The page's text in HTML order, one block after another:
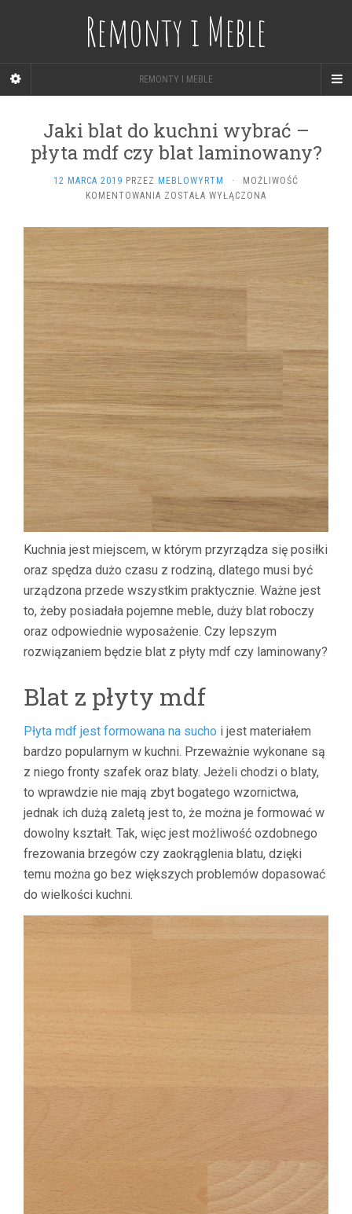
Remonty i Meble
REMONTY I MEBLE
Jaki blat do kuchni wybrać –
płyta mdf czy blat laminowany?
12 MARCA 2019 PRZEZ MEBLOWYRTM ·
MOŻLIWOŚĆ
KOMENTOWANIA JAKI
DO
KUCHNI
WYBRAĆ
PŁYTA
MDF
CZY
BLAT
LAMINOWANY?
ZOSTAŁA WYŁĄCZONA
Kuchnia jest miejscem, w którym przyrządza się posiłki
oraz spędza dużo czasu z rodziną, dlatego musi być
urządzona przede wszystkim praktycznie. Ważne jest
to, żeby posiadała pojemne meble, duży blat roboczy
oraz odpowiednie wyposażenie. Czy lepszym
rozwiązaniem będzie blat z płyty mdf czy laminowany?
Blat z płyty mdf
Płyta mdf jest formowana na sucho i jest materiałem
bardzo popularnym w kuchni. Przeważnie wykonane są
z niego fronty szafek oraz blaty. Jeżeli chodzi o blaty,
to wprawdzie nie mają zbyt bogatego wzornictwa,
jednak ich dużą zaletą jest to, że można je formować w
dowolny kształt. Tak, więc jest możliwość ozdobnego
frezowania brzegów czy zaokrąglenia blatu, dzięki
temu można go bez większych problemów dopasować
do wielkości kuchni.